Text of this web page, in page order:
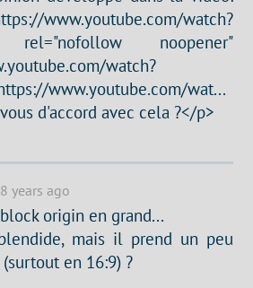
www.youtube.com/watch?
rel="nofollow noopener"
watch?
www.youtube.com/wat...
d'accord avec cela ?</p>
8 years ago
origin en grand...
mais il prend un peu
en 16:9) ?